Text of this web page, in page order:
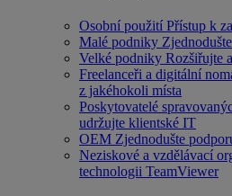
Osobní použití Přístup k
Malé podniky
Velké podniky Rozšiřujte
Freelanceři a digitální
z jakéhokoli místa
Poskytovatelé
udržujte klientské IT
OEM Zjednodušte
Neziskové a vzdělávací
technologii TeamViewer